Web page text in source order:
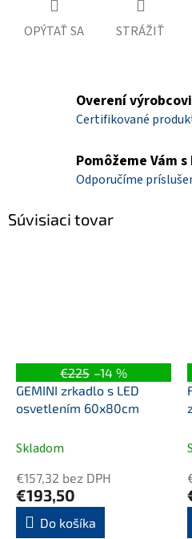
OPÝTAŤ SA STRÁŽIŤ
Overení
Certifikované
Pomôžeme Vám
Odporučíme
Súvisiaci tovar
€225 –14 %
GEMINI zrkadlo s LED
osvetlením 60x80cm
Skladom
€157,32 bez DPH
€193,50
Do košíka